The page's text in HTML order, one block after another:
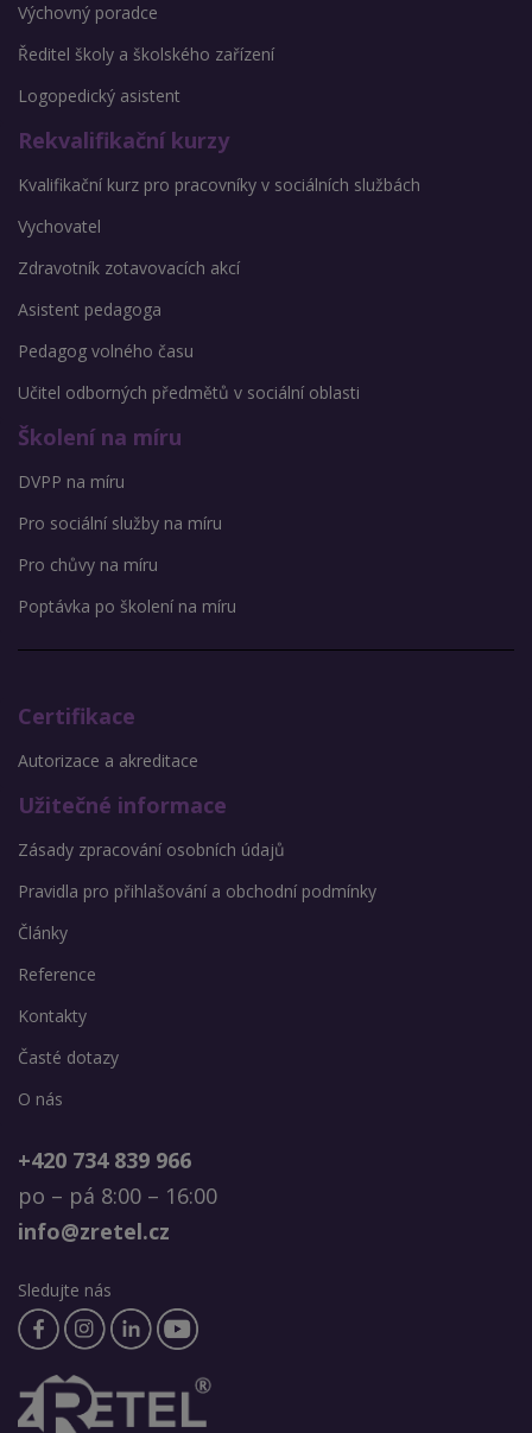
Výchovný poradce
Ředitel školy a školského zařízení
Logopedický asistent
Rekvalifikační kurzy
Kvalifikační kurz pro pracovníky v sociálních službách
Vychovatel
Zdravotník zotavovacích akcí
Asistent pedagoga
Pedagog volného času
Učitel odborných předmětů v sociální oblasti
Školení na míru
DVPP na míru
Pro sociální služby na míru
Pro chůvy na míru
Poptávka po školení na míru
Certifikace
Autorizace a akreditace
Užitečné informace
Zásady zpracování osobních údajů
Pravidla pro přihlašování a obchodní podmínky
Články
Reference
Kontakty
Časté dotazy
O nás
+420 734 839 966
po – pá 8:00 – 16:00
info@zretel.cz
Sledujte nás